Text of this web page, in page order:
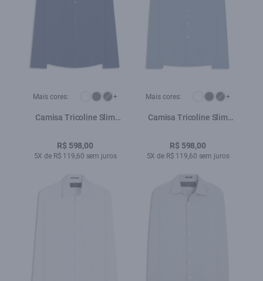
Mais cores: +
Camisa Tricoline Slim
R$ 598,00
5X de R$ 119,60 sem juros
Mais cores: +
Camisa Tricoline Slim
R$ 598,00
5X de R$ 119,60 sem juros